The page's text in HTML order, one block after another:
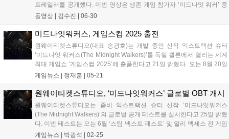
트레일러를 공개했다. 이번 영상은 생존 게임 참가자 ‘미드나잇 워커’ 중
한 명인 ‘브릭(Brick)’의 일상을 콘셉트로 게임 속 긴장과 감정의 흐름을
동영상 | 김수진 | 06-30
미드나잇워커스, 게임스컴 2025 출전
원웨이티켓스튜디오(대표 송광호)는 개발 중인 신작 익스트랙션 슈터
‘미드나잇 워커스(The Midnight Walkers)’를 독일 쾰른에서 열리는 세계
최대 게임쇼 ‘게임스컴 2025’에 출품한다고 21일 밝혔다. 오는 8월 20일
부터 24일까지 열리는 ‘게임스컴 2025’에서 한국콘텐츠진흥원이 운영
게임뉴스 | 정재훈 | 05-21
원웨이티켓스튜디오, ‘미드나잇워커스’ 글로벌 OBT 개시
원웨이티켓스튜디오는 좀비 익스트랙션 슈터 신작 ‘미드나잇워커스
(The Midnight Walkers)’의 글로벌 공개 테스트를 실시한다고 25일 밝혔
다. 이번 테스트는 오는 6월 ‘스팀 넥스트 페스트’ 및 얼리 액세스 전 게임
밸런스 조정과 안정성을 점검하는 마지막 대규모 테스트로 3월 1일 자정
게임뉴스 | 박광석 | 02-25